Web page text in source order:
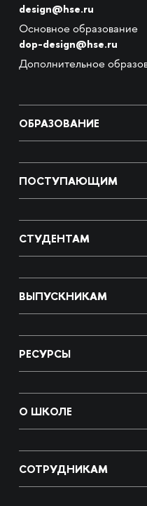
design@hse.ru
Основное образование
dop-design@hse.ru
Дополнительное
ОБРАЗОВАНИЕ
ПОСТУПАЮЩИМ
СТУДЕНТАМ
ВЫПУСКНИКАМ
РЕСУРСЫ
О ШКОЛЕ
СОТРУДНИКАМ